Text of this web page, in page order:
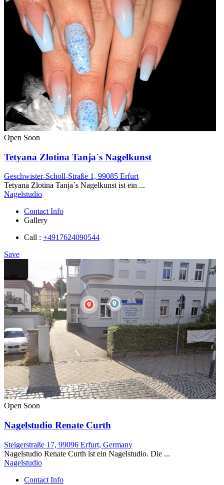
Open Soon
Tetyana Zlotina Tanja`s Nagelkunst
Geschwister-Scholl-Straße 1, 99085 Erfurt
Tetyana Zlotina Tanja`s Nagelkunst ist ein ...
Nagelstudio
Contact Info
Gallery
Call : +4917624090544
Save
Open Soon
Nagelstudio Renate Curth
Steigerstraße 17, 99096 Erfurt, Germany
Nagelstudio Renate Curth ist ein Nagelstudio. Die ...
Nagelstudio
Contact Info